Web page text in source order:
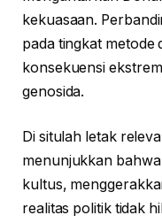
kekuasaan.
pada tingkat metode
konsekuensi
genosida.
Di situlah letak
menunjukkan
kultus,
realitas politik tidak